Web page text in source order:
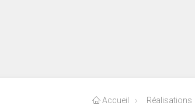
Accueil Réalisations